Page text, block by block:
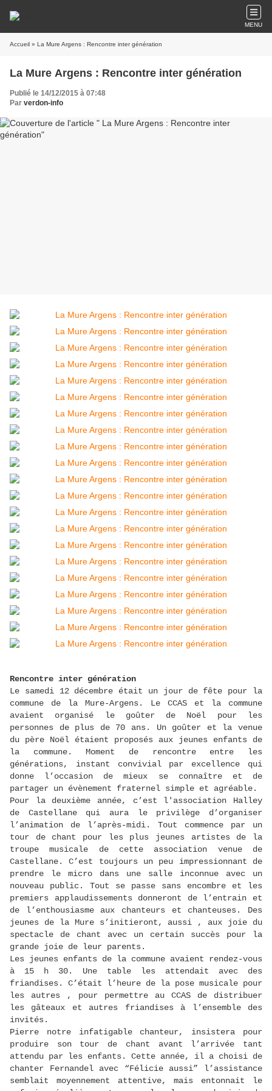
MENU
Accueil » La Mure Argens : Rencontre inter génération
La Mure Argens : Rencontre inter génération
Publié le 14/12/2015 à 07:48
Par verdon-info
Rencontre inter génération
Le samedi 12 décembre était un jour de fête pour la
commune de la Mure-Argens. Le CCAS et la commune
avaient organisé le goûter de Noël pour les
personnes de plus de 70 ans. Un goûter et la venue
du père Noël étaient proposés aux jeunes enfants de
la commune. Moment de rencontre entre les
générations, instant convivial par excellence qui
donne l’occasion de mieux se connaître et de
partager un évènement fraternel simple et agréable.
Pour la deuxième année, c’est l'association Halley
de Castellane qui aura le privilège d’organiser
l’animation de l’après-midi. Tout commence par un
tour de chant pour les plus jeunes artistes de la
troupe musicale de cette association venue de
Castellane. C’est toujours un peu impressionnant de
prendre le micro dans une salle inconnue avec un
nouveau public. Tout se passe sans encombre et les
premiers applaudissements donneront de l’entrain et
de l’enthousiasme aux chanteurs et chanteuses. Des
jeunes de la Mure s’initieront, aussi , aux joie du
spectacle de chant avec un certain succès pour la
grande joie de leur parents.
Les jeunes enfants de la commune avaient rendez-vous
à 15 h 30. Une table les attendait avec des
friandises. C’était l’heure de la pose musicale pour
les autres , pour permettre au CCAS de distribuer
les gâteaux et autres friandises à l’ensemble des
invités.
Pierre notre infatigable chanteur, insistera pour
produire son tour de chant avant l’arrivée tant
attendu par les enfants. Cette année, il a choisi de
chanter Fernandel avec “Félicie aussi” l’assistance
semblait moyennement attentive, mais entonnait le